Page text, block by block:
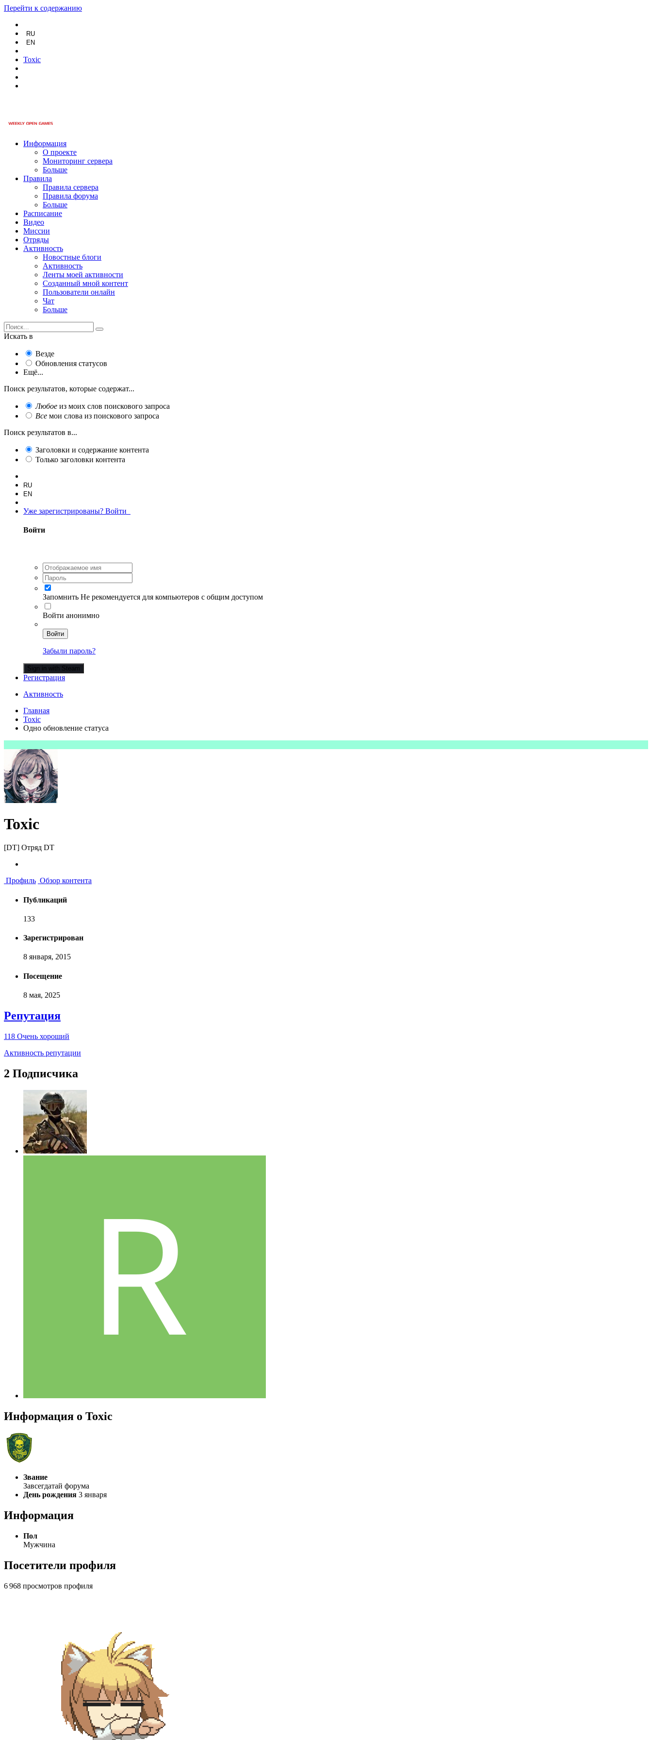
Перейти к содержанию
RU
EN
Toxic
Информация
О проекте
Мониторинг сервера
Больше
Правила
Правила сервера
Правила форума
Больше
Расписание
Видео
Миссии
Отряды
Активность
Новостные блоги
Активность
Ленты моей активности
Созданный мной контент
Пользователи онлайн
Чат
Больше
Искать в
Везде
Обновления статусов
Ещё...
Поиск результатов, которые содержат...
Любое из моих слов поискового запроса
Все мои слова из поискового запроса
Поиск результатов в...
Заголовки и содержание контента
Только заголовки контента
RU
EN
Уже зарегистрированы? Войти
Войти
Запомнить Не рекомендуется для компьютеров с общим доступом
Войти анонимно
Войти
Забыли пароль?
Sign in with Steam
Регистрация
Активность
Главная
Toxic
Одно обновление статуса
Toxic
[DT] Отряд DT
Профиль Обзор контента
Публикаций
133
Зарегистрирован
8 января, 2015
Посещение
8 мая, 2025
Репутация
118 Очень хороший
Активность репутации
2 Подписчика
Информация о Toxic
Звание
Завсегдатай форума
День рождения 3 января
Информация
Пол
Мужчина
Посетители профиля
6 968 просмотров профиля